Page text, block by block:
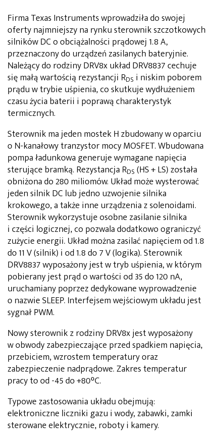
Firma Texas Instruments wprowadziła do swojej
oferty najmniejszy na rynku sterownik szczotkowych
silników DC o obciążalności prądowej 1.8 A,
przeznaczony do urządzeń zasilanych bateryjnie.
Należący do rodziny DRV8x układ DRV8837 cechuje
się małą wartością rezystancji RDS i niskim poborem
prądu w trybie uśpienia, co skutkuje wydłużeniem
czasu życia baterii i poprawą charakterystyk
termicznych.
Sterownik ma jeden mostek H zbudowany w oparciu
o N-kanałowy tranzystor mocy MOSFET. Wbudowana
pompa ładunkowa generuje wymagane napięcia
sterujące bramką. Rezystancja RDS (HS + LS) została
obniżona do 280 miliomów. Układ może wysterować
jeden silnik DC lub jedno uzwojenie silnika
krokowego, a także inne urządzenia z solenoidami.
Sterownik wykorzystuje osobne zasilanie silnika
i części logicznej, co pozwala dodatkowo ograniczyć
zużycie energii. Układ można zasilać napięciem od 1.8
do 11 V (silnik) i od 1.8 do 7 V (logika). Sterownik
DRV8837 wyposażony jest w tryb uśpienia, w którym
pobierany jest prąd o wartości od 35 do 120 nA,
uruchamiany poprzez dedykowane wyprowadzenie
o nazwie SLEEP. Interfejsem wejściowym układu jest
sygnał PWM.
Nowy sterownik z rodziny DRV8x jest wyposażony
w obwody zabezpieczające przed spadkiem napięcia,
przebiciem, wzrostem temperatury oraz
zabezpieczenie nadprądowe. Zakres temperatur
pracy to od -45 do +80°C.
Typowe zastosowania układu obejmują:
elektroniczne liczniki gazu i wody, zabawki, zamki
sterowane elektrycznie, roboty i kamery.